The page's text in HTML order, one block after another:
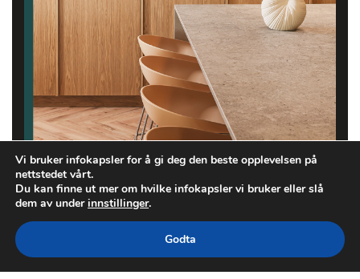
Vi bruker infokapsler for å gi deg den beste opplevelsen på
nettstedet vårt.
Du kan finne ut mer om hvilke infokapsler vi bruker eller slå
dem av underinnstillinger.
Godta